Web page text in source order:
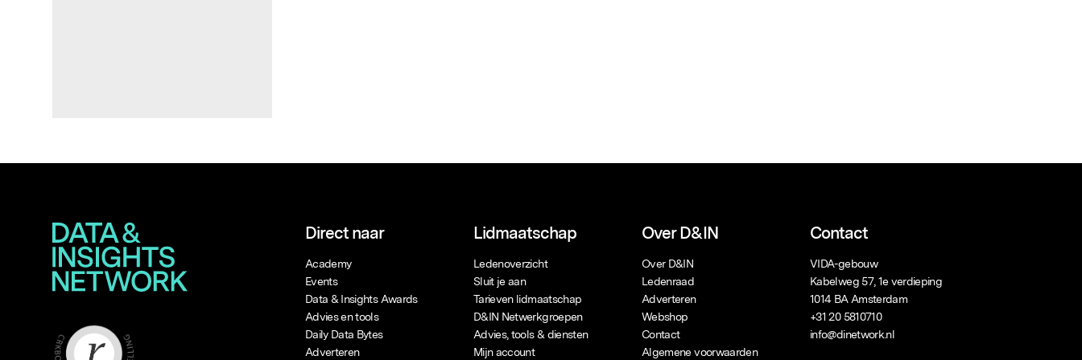
Direct naar
Academy
Events
Data & Insights Awards
Advies en tools
Daily Data Bytes
Adverteren
Lidmaatschap
Ledenoverzicht
Sluit je aan
Tarieven lidmaatschap
D&IN Netwerkgroepen
Advies, tools & diensten
Mijn account
Over D&IN
Over D&IN
Ledenraad
Adverteren
Webshop
Contact
Algemene voorwaarden
Contact
VIDA-gebouw
Kabelweg 57, 1e verdieping
1014 BA Amsterdam
+31 20 5810710
info@dinetwork.nl